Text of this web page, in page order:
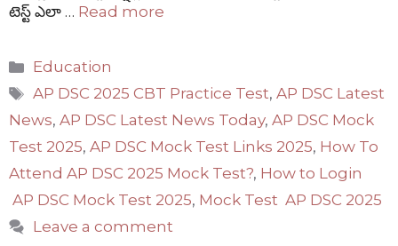
టెస్ట్ ఎలా … Read more
Categories
Education
Tags
AP DSC 2025 CBT Practice Test,AP DSC Latest
News, AP DSC Latest News Today, AP DSC Mock
Test 2025, AP DSC Mock Test Links 2025, How To
Attend AP DSC 2025 Mock Test?, How to Login
AP DSC Mock Test 2025, Mock Test AP DSC 2025
Leave a comment